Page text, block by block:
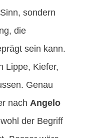
sondern
die
sein kann.
Lippe, Kiefer,
Genau
nach Angelo
der Begriff